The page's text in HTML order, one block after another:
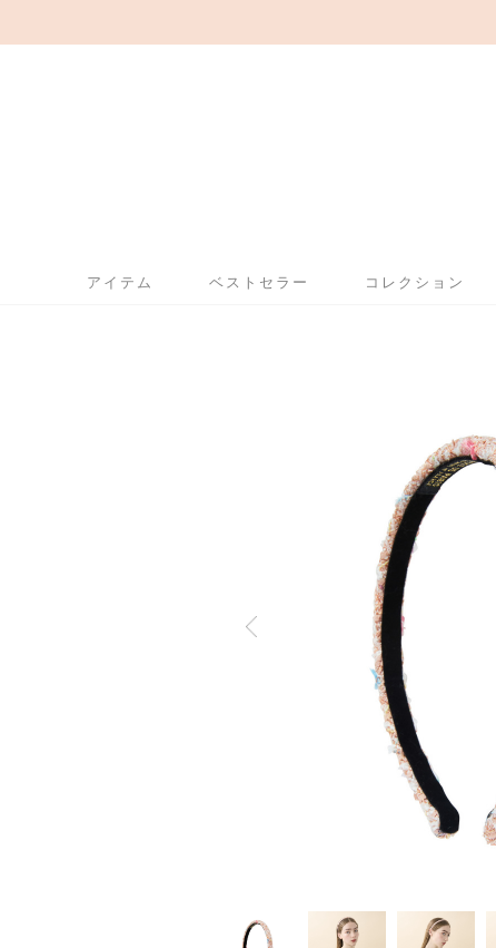
アイテム ベストセラー コレクション